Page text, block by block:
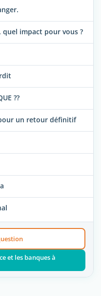
quel impact pour vous ?
??
un retour définitif
et les banques à